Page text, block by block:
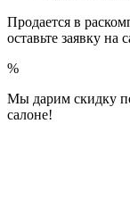
Продается в
оставьте заявку на
%
Мы дарим скидку
салоне!